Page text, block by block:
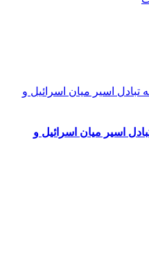
اسیر میان اسرائیل و